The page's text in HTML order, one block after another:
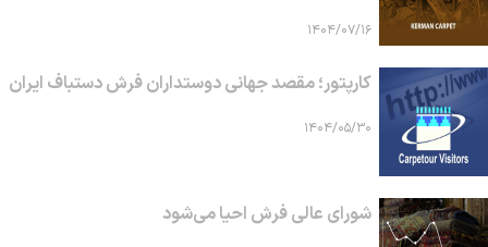
۱۴۰۴/۰۷/۱۶
کارپتور؛ مقصد جهانی دوستداران فرش دستباف ایران
۱۴۰۴/۰۵/۳۰
شورای عالی فرش احیا می‌شود